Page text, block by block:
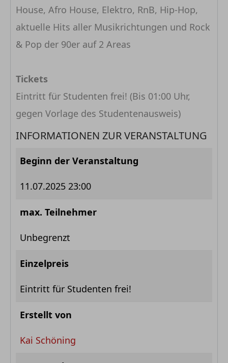
House, Afro House, Elektro, RnB, Hip-Hop,
aktuelle Hits aller Musikrichtungen und Rock
& Pop der 90er auf 2 Areas
Tickets
Eintritt für Studenten frei! (Bis 01:00 Uhr,
gegen Vorlage des Studentenausweis)
INFORMATIONEN ZUR VERANSTALTUNG
Beginn der Veranstaltung
11.07.2025 23:00
max. Teilnehmer
Unbegrenzt
Einzelpreis
Eintritt für Studenten frei!
Erstellt von
Kai Schöning